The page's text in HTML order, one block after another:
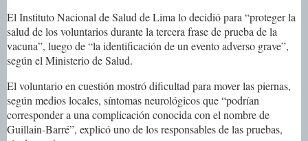
El Instituto Nacional de Salud de Lima lo decidió para “proteger la
salud de los voluntarios durante la tercera frase de prueba de la
vacuna”, luego de “la identificación de un evento adverso grave”,
según el Ministerio de Salud.
El voluntario en cuestión mostró dificultad para mover las piernas,
según medios locales, síntomas neurológicos que “podrían
corresponder a una complicación conocida con el nombre de
Guillain-Barré”, explicó uno de los responsables de las pruebas,